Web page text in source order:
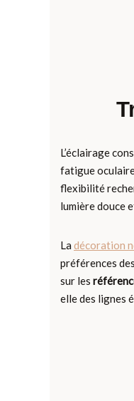
L’éclairage
fatigue
flexibilité
lumière douce
La décoration
préférences
sur les
elle des lignes